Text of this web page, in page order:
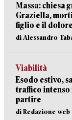
Massa: chiesa
Graziella,
figlio e il
di Alessandro
Viabilità
Esodo estivo,
traffico intenso
partire
di Redazione web